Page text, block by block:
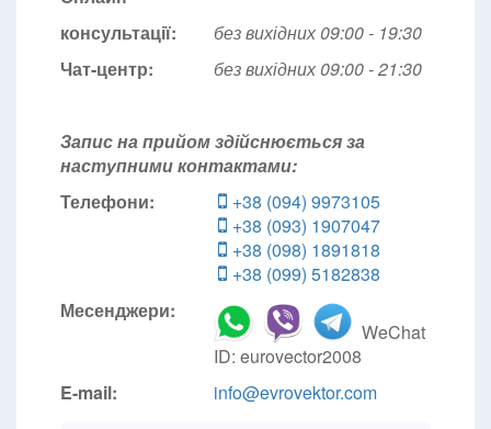
консультації:
без вихідних 09:00 - 19:30
Чат-центр:
без вихідних 09:00 - 21:30
Запис на прийом здійснюється за
наступними контактами:
Телефони:
+38 (094) 9973105
+38 (093) 1907047
+38 (098) 1891818
+38 (099) 5182838
Месенджери:
WeChat
ID: eurovector2008
E-mail:
info@evrovektor.com